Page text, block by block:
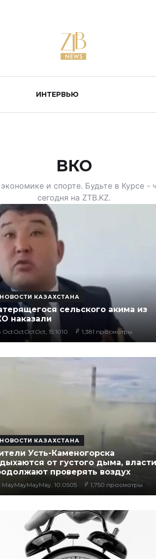
ИНТЕРВЬЮ
ВКО
и спорте. Будьте в Курсе
сегодня на ZTB.KZ.
НОВОСТИ КАЗАХСТАНА
сельского акима из
наказали
OctOctOctOct, 15:1010 1,381 просмотры
НОВОСТИ КАЗАХСТАНА
Усть-Каменогорска
от густого дыма, власти
проверять воздух
MayMayMayMay, 10:0505 1,750 просмотры